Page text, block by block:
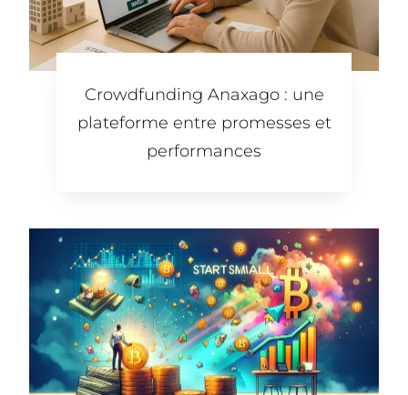
Crowdfunding Anaxago : une
plateforme entre promesses et
performances